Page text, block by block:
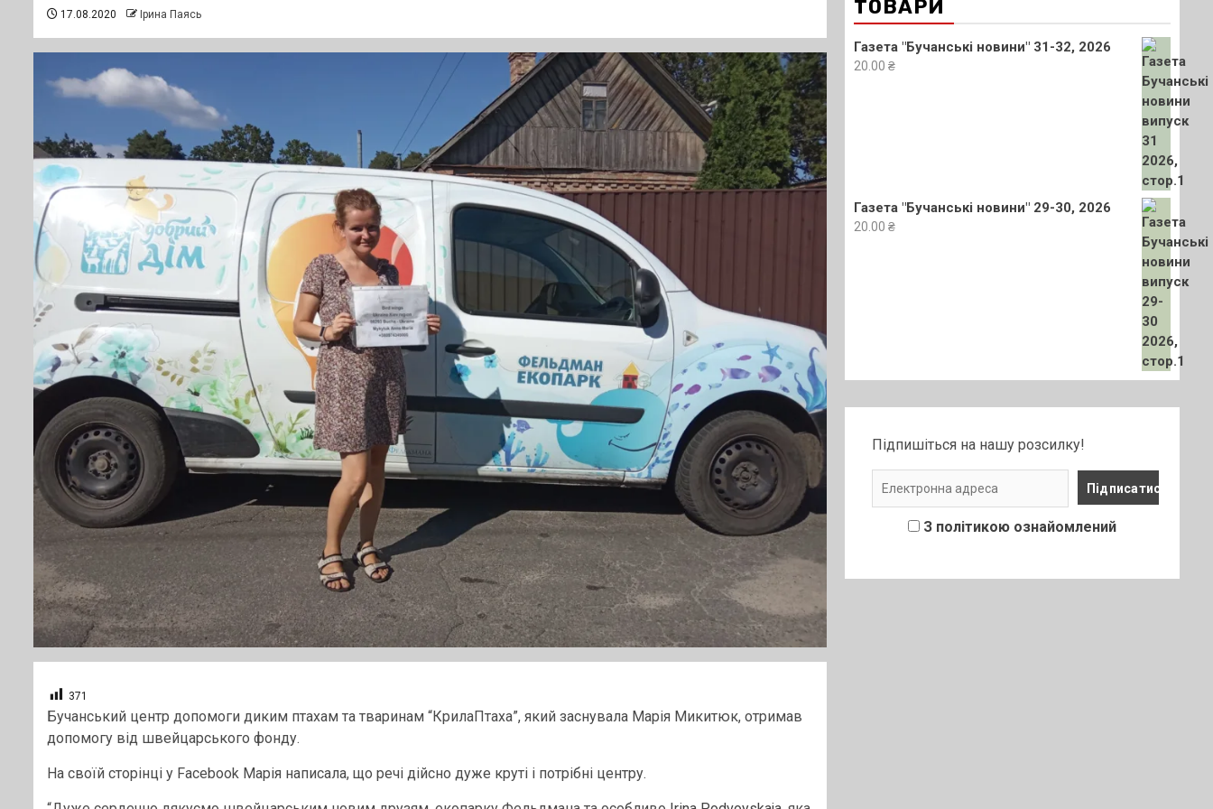
17.08.2020 Ірина Паясь
371
Бучанський центр допомоги диким птахам та тваринам “КрилаПтаха”, який заснувала Марія Микитюк, отримав
допомогу від швейцарського фонду.
На своїй сторінці у Facebook Марія написала, що речі дійсно дуже круті і потрібні центру.
ТОВАРИ
Газета "Бучанські новини" 31-32, 2026
20.00 ₴
Газета "Бучанські новини" 29-30, 2026
20.00 ₴
Підпишіться на нашу розсилку!
З політикою ознайомлений